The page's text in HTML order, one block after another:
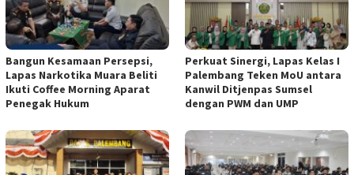
Bangun Kesamaan Persepsi,
Lapas Narkotika Muara Beliti
Ikuti Coffee Morning Aparat
Penegak Hukum
Perkuat Sinergi, Lapas Kelas I
Palembang Teken MoU antara
Kanwil Ditjenpas Sumsel
dengan PWM dan UMP